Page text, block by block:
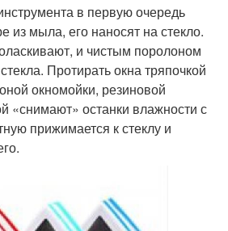
в первую очередь
из мыла, его наносят на стекло.
и чистым поролоном
Протирать окна тряпочкой
окномойки, резиновой
«снимают» останки влажности с
прижимается к стеклу и